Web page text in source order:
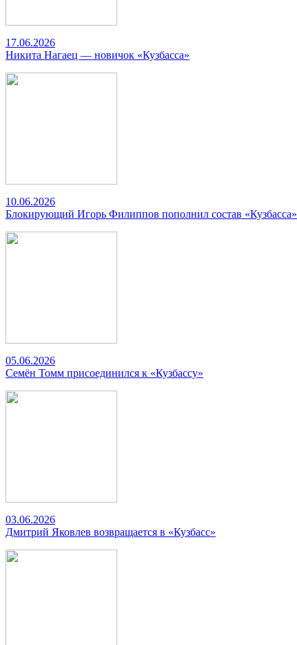
17.06.2026
Никита Нагаец — новичок «Кузбасса»
10.06.2026
Блокирующий Игорь Филиппов пополнил состав «Кузбасса»
05.06.2026
Семён Томм присоединился к «Кузбассу»
03.06.2026
Дмитрий Яковлев возвращается в «Кузбасс»